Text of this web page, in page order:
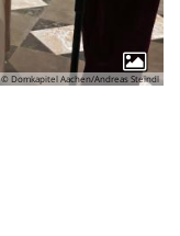
© Domkapitel Aachen/Andreas Steindl